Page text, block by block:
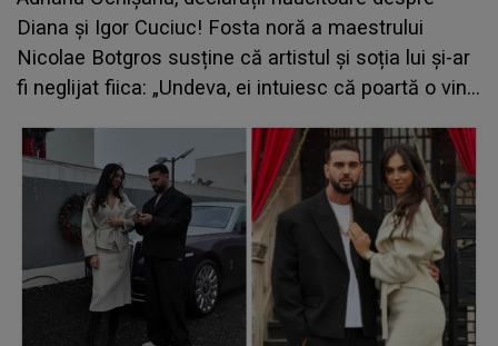
Diana și Igor Cuciuc! Fosta noră a maestrului
Nicolae Botgros susține că artistul și soția lui și-ar
fi neglijat fiica: „Undeva, ei intuiesc că poartă o vină